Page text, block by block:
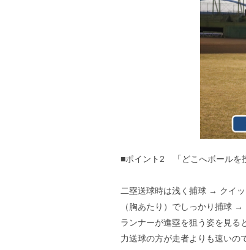
■ポイント2 「どこへボールを
二塁送球時は浅く捕球 → クイ
（胸あたり）でしっかり捕球
ランナーが進塁を狙う姿を見る
力送球の方が走者よりも速いの